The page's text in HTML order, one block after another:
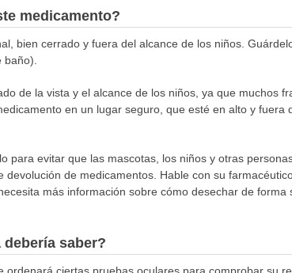
medicamento?
bien cerrado y fuera del alcance de los niños.
baño).
de la vista y el alcance de los niños, ya que muchos
en un lugar seguro, que esté en alto y fuera
para evitar que las mascotas, los niños y otras
de medicamentos. Hable con su
más información sobre cómo desechar de
saber?